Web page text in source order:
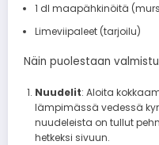
1 dl maapähkinöitä
Limeviipaleet (tarjoilu)
Näin puolestaan
Nuudelit: Aloita
lämpimässä vedessä
nuudeleista on tullut
hetkeksi sivuun.